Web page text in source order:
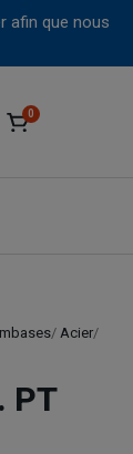
afin que nous
Acier
PT